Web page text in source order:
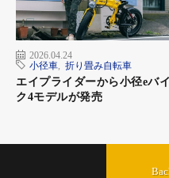
2026.04.24
小径車
折り畳み自転車
エイプライダーから小径eバイ
ク4モデルが発売